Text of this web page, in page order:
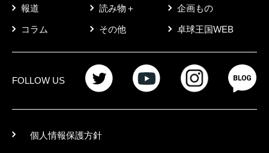
報道 読み物＋ 企画もの
コラム その他 卓球王国WEB
FOLLOW US
個人情報保護方針